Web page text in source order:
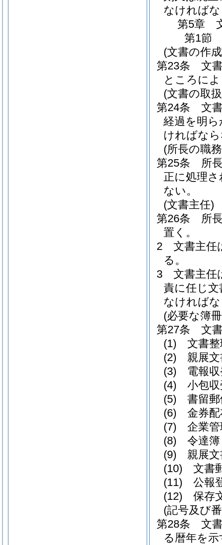
なければ
第5章
第1節
(文書の作
第23条
文
ところに
(文書の取
第24条
文
経過を明
ければな
(所長の職
第25条
所
正に処理
ない。
(文書主任)
第26条
所
置く。
2
文書主任
る。
3
文書主任
責に任じ
なければ
(必要な簿
第27条
文
(1)
文書
(2)
親展
(3)
電報
(4)
小包
(5)
書留
(6)
金券
(7)
企業
(8)
令達
(9)
親展
(10)
文書
(11)
公
(12)
保存
(記号及び
第28条
文
る暦年を